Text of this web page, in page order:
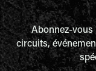
Abonnez-vous
circuits,